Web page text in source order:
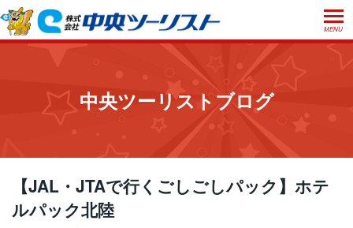
MENU
ご利用案内
お受取り方法について
ご旅行条件書
中央ツーリストブログ
【JAL・JTAで行くごしごしパック】ホテ
ルパック北陸